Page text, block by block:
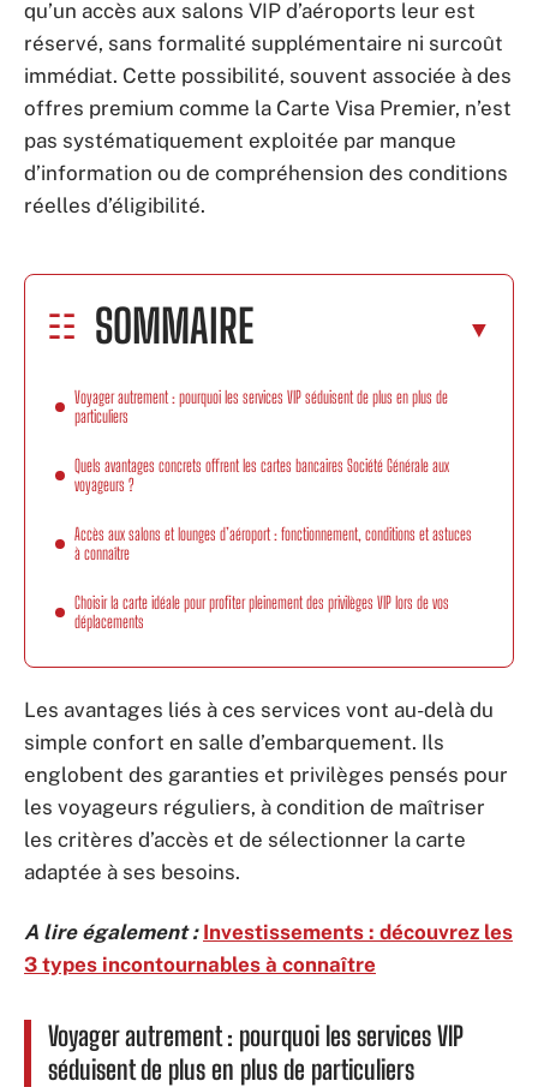
qu’un accès aux salons VIP d’aéroports leur est
réservé, sans formalité supplémentaire ni surcoût
immédiat. Cette possibilité, souvent associée à des
offres premium comme la Carte Visa Premier, n’est
pas systématiquement exploitée par manque
d’information ou de compréhension des conditions
réelles d’éligibilité.
SOMMAIRE
Voyager autrement : pourquoi les services VIP séduisent de plus en plus de
particuliers
Quels avantages concrets offrent les cartes bancaires Société Générale aux
voyageurs ?
Accès aux salons et lounges d’aéroport : fonctionnement, conditions et astuces
à connaître
Choisir la carte idéale pour profiter pleinement des privilèges VIP lors de vos
déplacements
Les avantages liés à ces services vont au-delà du
simple confort en salle d’embarquement. Ils
englobent des garanties et privilèges pensés pour
les voyageurs réguliers, à condition de maîtriser
les critères d’accès et de sélectionner la carte
adaptée à ses besoins.
A lire également : Investissements : découvrez les
3 types incontournables à connaître
Voyager autrement : pourquoi les services VIP
séduisent de plus en plus de particuliers